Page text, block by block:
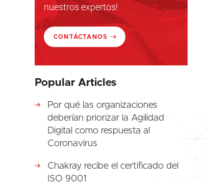
nuestros expertos!
CONTÁCTANOS
Popular Articles
Por qué las organizaciones
deberían priorizar la Agilidad
Digital como respuesta al
Coronavirus
Chakray recibe el certificado del
ISO 9001